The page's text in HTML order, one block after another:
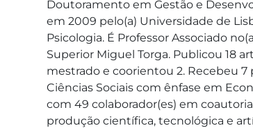
Doutoramento em Gestão e
em 2009 pelo(a) Universidade de
Psicologia. É Professor Associado
Superior Miguel Torga. Publicou 18
mestrado e coorientou 2. Recebeu
Ciências Sociais com ênfase em
com 49 colaborador(es) em
produção científica, tecnológica e